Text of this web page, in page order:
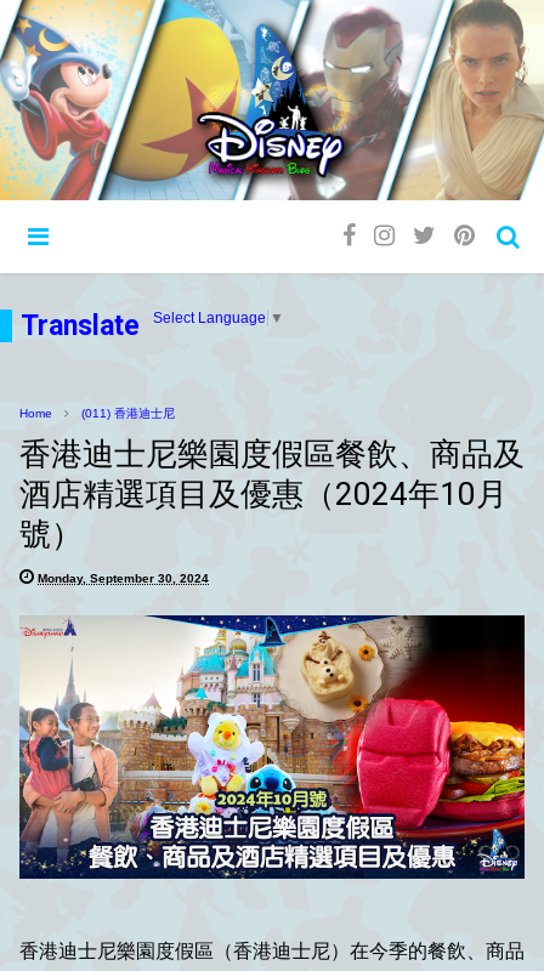
Translate Select Language ▼
Home (011) 香港迪士尼
香港迪士尼樂園度假區餐飲、商品及
酒店精選項目及優惠（2024年10月
號）
Monday, September 30, 2024
香港迪士尼樂園度假區（香港迪士尼）在今季的餐飲、商品